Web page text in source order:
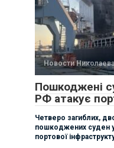
Новости Николаева
Пошкоджені
РФ атакує
Четверо загиблих,
пошкоджених суден
портової